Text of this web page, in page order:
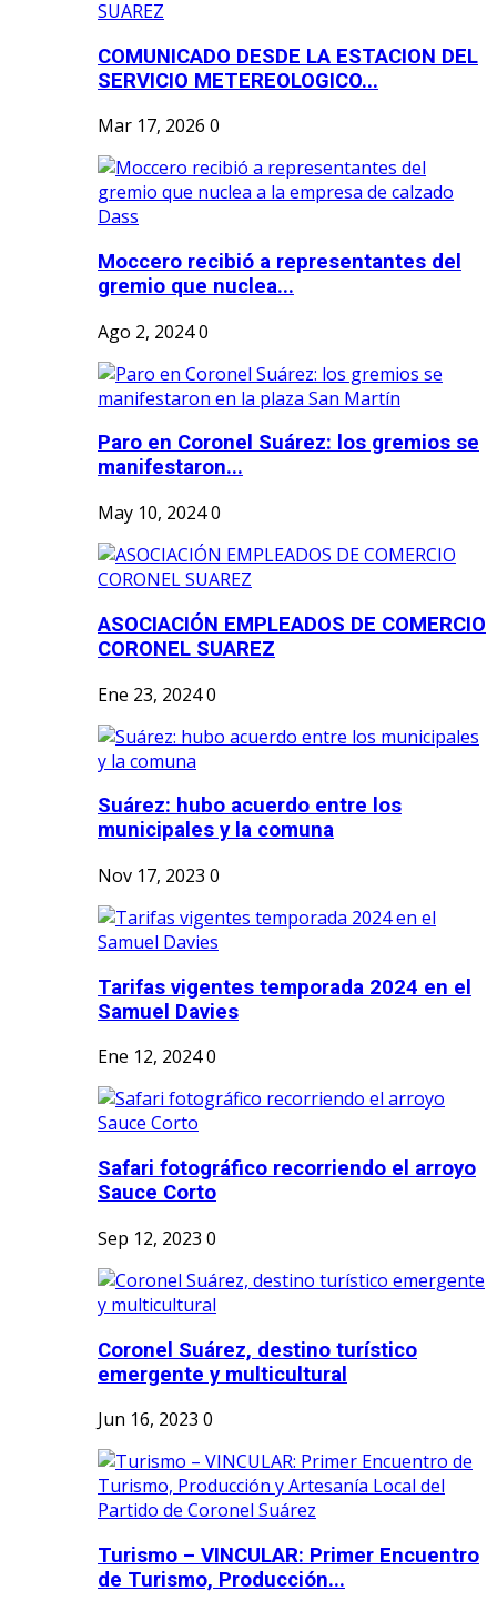
COMUNICADO DESDE LA ESTACION DEL
SERVICIO METEREOLOGICO...
Mar 17, 2026 0
Moccero recibió a representantes del
gremio que nuclea...
Ago 2, 20240
Paro en Coronel Suárez: los gremios se
manifestaron...
May 10, 20240
ASOCIACIÓN EMPLEADOS DE COMERCIO
CORONEL SUAREZ
Ene 23, 20240
Suárez: hubo acuerdo entre los
municipales y la comuna
Nov 17, 2023 0
Tarifas vigentes temporada 2024 en el
Samuel Davies
Ene 12, 20240
Safari fotográfico recorriendo el arroyo
Sauce Corto
Sep 12, 2023 0
Coronel Suárez, destino turístico
emergente y multicultural
Jun 16, 2023 0
Turismo – VINCULAR: Primer Encuentro
de Turismo, Producción...